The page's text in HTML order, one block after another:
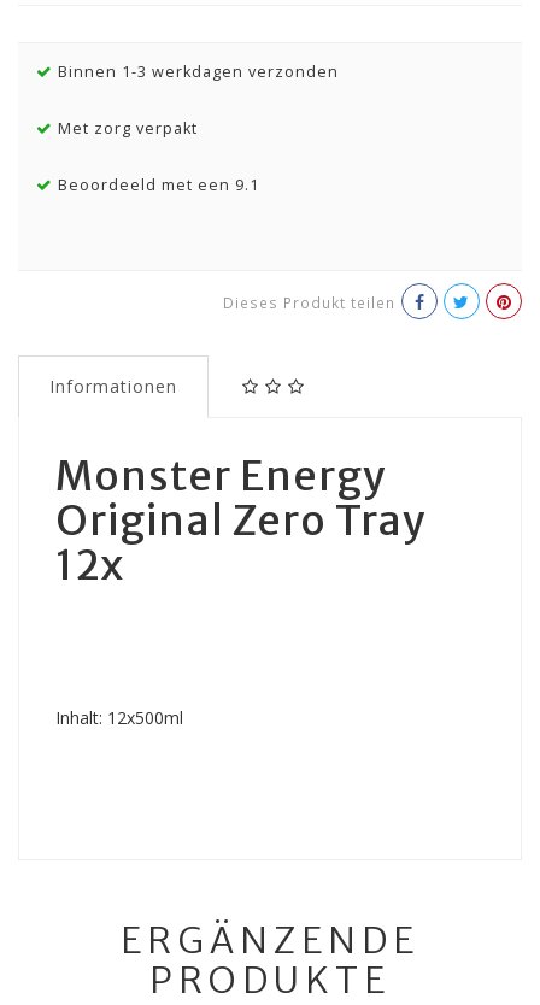
Binnen 1-3 werkdagen verzonden
Met zorg verpakt
Beoordeeld met een 9.1
Dieses Produkt teilen
Informationen
Monster Energy
Original Zero Tray
12x
Inhalt: 12x500ml
ERGÄNZENDE
PRODUKTE